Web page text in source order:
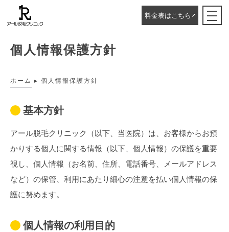
料金表はこちら
個人情報保護方針
ホーム ▸ 個人情報保護方針
基本方針
アール脱毛クリニック（以下、当医院）は、お客様からお預
かりする個人に関する情報（以下、個人情報）の保護を重要
視し、個人情報（お名前、住所、電話番号、メールアドレス
など）の保管、利用にあたり細心の注意を払い個人情報の保
護に努めます。
個人情報の利用目的